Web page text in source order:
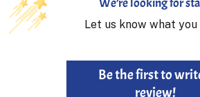
hviler overdelen elegant på en
som har en opphøyet sidevegg og
Skoen fremstår med et utseende
skumkonstruksjon.
Merkevarens kjente N-logo pryder
Let us know what
Be the first to
review!